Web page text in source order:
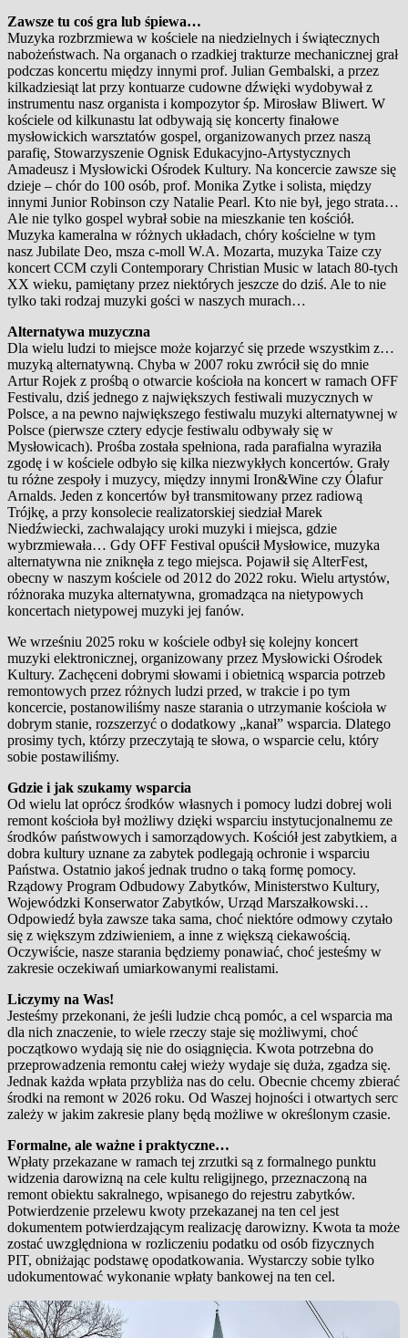
Zawsze tu coś gra lub śpiewa…
Muzyka rozbrzmiewa w kościele na niedzielnych i świątecznych
nabożeństwach. Na organach o rzadkiej trakturze mechanicznej grał
podczas koncertu między innymi prof. Julian Gembalski, a przez
kilkadziesiąt lat przy kontuarze cudowne dźwięki wydobywał z
instrumentu nasz organista i kompozytor śp. Mirosław Bliwert. W
kościele od kilkunastu lat odbywają się koncerty finałowe
mysłowickich warsztatów gospel, organizowanych przez naszą
parafię, Stowarzyszenie Ognisk Edukacyjno-Artystycznych
Amadeusz i Mysłowicki Ośrodek Kultury. Na koncercie zawsze się
dzieje – chór do 100 osób, prof. Monika Zytke i solista, między
innymi Junior Robinson czy Natalie Pearl. Kto nie był, jego strata…
Ale nie tylko gospel wybrał sobie na mieszkanie ten kościół.
Muzyka kameralna w różnych układach, chóry kościelne w tym
nasz Jubilate Deo, msza c-moll W.A. Mozarta, muzyka Taize czy
koncert CCM czyli Contemporary Christian Music w latach 80-tych
XX wieku, pamiętany przez niektórych jeszcze do dziś. Ale to nie
tylko taki rodzaj muzyki gości w naszych murach…
Alternatywa muzyczna
Dla wielu ludzi to miejsce może kojarzyć się przede wszystkim z…
muzyką alternatywną. Chyba w 2007 roku zwrócił się do mnie
Artur Rojek z prośbą o otwarcie kościoła na koncert w ramach OFF
Festivalu, dziś jednego z największych festiwali muzycznych w
Polsce, a na pewno największego festiwalu muzyki alternatywnej w
Polsce (pierwsze cztery edycje festiwalu odbywały się w
Mysłowicach). Prośba została spełniona, rada parafialna wyraziła
zgodę i w kościele odbyło się kilka niezwykłych koncertów. Grały
tu różne zespoły i muzycy, między innymi Iron&Wine czy Ólafur
Arnalds. Jeden z koncertów był transmitowany przez radiową
Trójkę, a przy konsolecie realizatorskiej siedział Marek
Niedźwiecki, zachwalający uroki muzyki i miejsca, gdzie
wybrzmiewała… Gdy OFF Festival opuścił Mysłowice, muzyka
alternatywna nie zniknęła z tego miejsca. Pojawił się AlterFest,
obecny w naszym kościele od 2012 do 2022 roku. Wielu artystów,
różnoraka muzyka alternatywna, gromadząca na nietypowych
koncertach nietypowej muzyki jej fanów.
We wrześniu 2025 roku w kościele odbył się kolejny koncert
muzyki elektronicznej, organizowany przez Mysłowicki Ośrodek
Kultury. Zachęceni dobrymi słowami i obietnicą wsparcia potrzeb
remontowych przez różnych ludzi przed, w trakcie i po tym
koncercie, postanowiliśmy nasze starania o utrzymanie kościoła w
dobrym stanie, rozszerzyć o dodatkowy „kanał” wsparcia. Dlatego
prosimy tych, którzy przeczytają te słowa, o wsparcie celu, który
sobie postawiliśmy.
Gdzie i jak szukamy wsparcia
Od wielu lat oprócz środków własnych i pomocy ludzi dobrej woli
remont kościoła był możliwy dzięki wsparciu instytucjonalnemu ze
środków państwowych i samorządowych. Kościół jest zabytkiem, a
dobra kultury uznane za zabytek podlegają ochronie i wsparciu
Państwa. Ostatnio jakoś jednak trudno o taką formę pomocy.
Rządowy Program Odbudowy Zabytków, Ministerstwo Kultury,
Wojewódzki Konserwator Zabytków, Urząd Marszałkowski…
Odpowiedź była zawsze taka sama, choć niektóre odmowy czytało
się z większym zdziwieniem, a inne z większą ciekawością.
Oczywiście, nasze starania będziemy ponawiać, choć jesteśmy w
zakresie oczekiwań umiarkowanymi realistami.
Liczymy na Was!
Jesteśmy przekonani, że jeśli ludzie chcą pomóc, a cel wsparcia ma
dla nich znaczenie, to wiele rzeczy staje się możliwymi, choć
początkowo wydają się nie do osiągnięcia. Kwota potrzebna do
przeprowadzenia remontu całej wieży wydaje się duża, zgadza się.
Jednak każda wpłata przybliża nas do celu. Obecnie chcemy zbierać
środki na remont w 2026 roku. Od Waszej hojności i otwartych serc
zależy w jakim zakresie plany będą możliwe w określonym czasie.
Formalne, ale ważne i praktyczne…
Wpłaty przekazane w ramach tej zrzutki są z formalnego punktu
widzenia darowizną na cele kultu religijnego, przeznaczoną na
remont obiektu sakralnego, wpisanego do rejestru zabytków.
Potwierdzenie przelewu kwoty przekazanej na ten cel jest
dokumentem potwierdzającym realizację darowizny. Kwota ta może
zostać uwzględniona w rozliczeniu podatku od osób fizycznych
PIT, obniżając podstawę opodatkowania. Wystarczy sobie tylko
udokumentować wykonanie wpłaty bankowej na ten cel.